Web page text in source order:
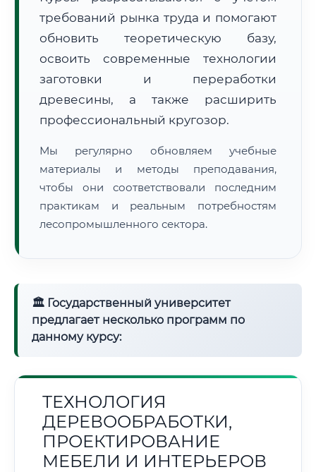
📜 Документы и аккредитация ФИС ФРДО
🔍 Нажмите на документ для увеличения и просмотра
требований рынка труда и помогают
обновить теоретическую базу,
освоить современные технологии
заготовки и переработки
древесины, а также расширить
профессиональный кругозор.
Мы регулярно обновляем учебные
материалы и методы преподавания,
чтобы они соответствовали последним
практикам и реальным потребностям
лесопромышленного сектора.
🏛 Государственный университет
предлагает несколько программ по
данному курсу:
ТЕХНОЛОГИЯ
ДЕРЕВООБРАБОТКИ,
ПРОЕКТИРОВАНИЕ
МЕБЕЛИ И ИНТЕРЬЕРОВ